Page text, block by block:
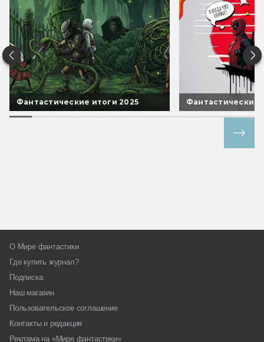
Фантастические итоги 2025 Фантастические
О Мире фантастики
Где купить журнал?
Подписка
Наш магазин
Пользовательское соглашение
Контакты и редакция
Реклама на «Мире фантастики»